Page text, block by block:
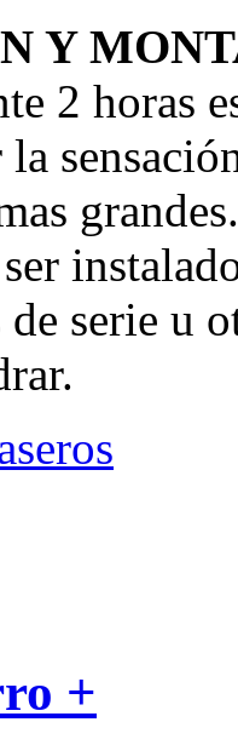
Y
2 horas
serie u
+